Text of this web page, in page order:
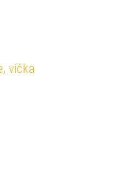
víčka